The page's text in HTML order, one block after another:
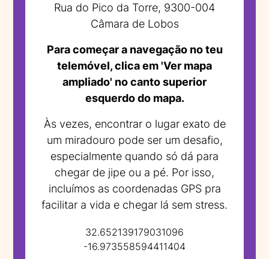
Rua do Pico da Torre, 9300-004
Câmara de Lobos
Para começar a navegação no teu
telemóvel, clica em 'Ver mapa
ampliado' no canto superior
esquerdo do mapa.
Às vezes, encontrar o lugar exato de
um miradouro pode ser um desafio,
especialmente quando só dá para
chegar de jipe ou a pé. Por isso,
incluímos as coordenadas GPS pra
facilitar a vida e chegar lá sem stress.
32.652139179031096
-16.973558594411404